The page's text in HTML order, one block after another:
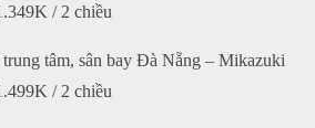
/ 2 chiều
tâm, sân bay Đà Nẵng – Mikazuki
/ 2 chiều